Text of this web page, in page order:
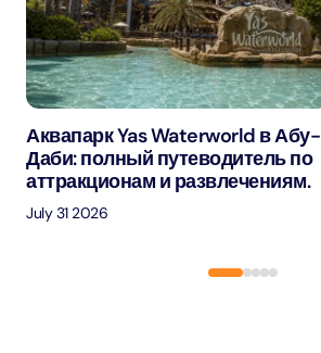
Аквапарк Yas Waterworld в Абу-
Даби: полный путеводитель по
аттракционам и развлечениям.
July 31 2026